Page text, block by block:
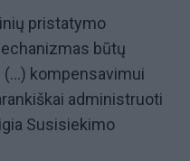
pristatymo
būtų
kompensavimui
administruoti
Susisiekimo